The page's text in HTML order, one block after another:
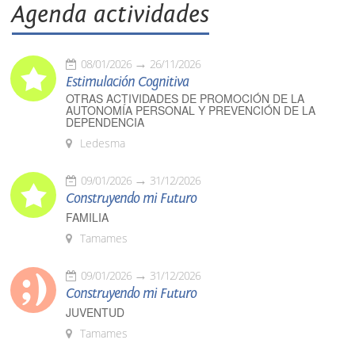
Agenda actividades
08/01/2026 26/11/2026
Estimulación Cognitiva
OTRAS ACTIVIDADES DE PROMOCIÓN DE LA
AUTONOMÍA PERSONAL Y PREVENCIÓN DE LA
DEPENDENCIA
Ledesma
09/01/2026 31/12/2026
Construyendo mi Futuro
FAMILIA
Tamames
09/01/2026 31/12/2026
Construyendo mi Futuro
JUVENTUD
Tamames